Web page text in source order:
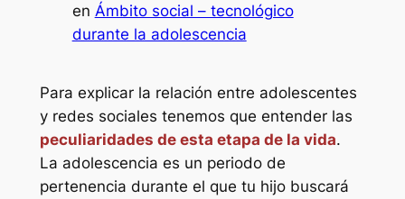
en Ámbito social – tecnológico
durante la adolescencia
Para explicar la relación entre adolescentes
y redes sociales tenemos que entender las
peculiaridades de esta etapa de la vida.
La adolescencia es un periodo de
pertenencia durante el que tu hijo buscará